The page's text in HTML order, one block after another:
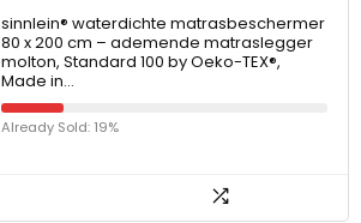
sinnlein® waterdichte matrasbeschermer
80 x 200 cm – ademende matraslegger
molton, Standard 100 by Oeko-TEX®,
Made in…
Already Sold: 19%